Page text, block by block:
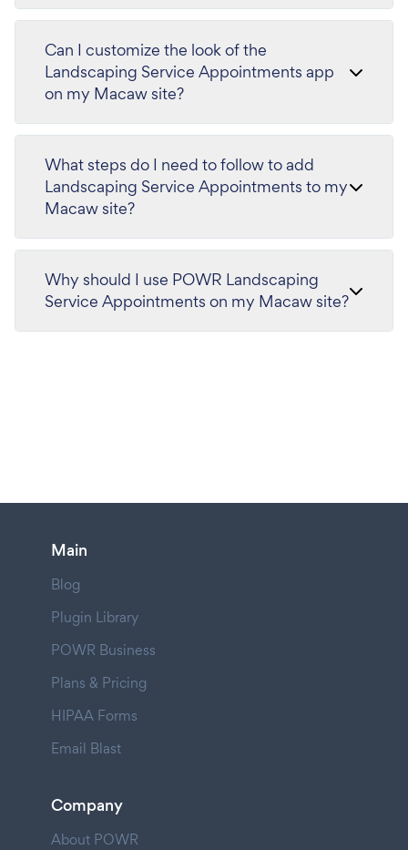
Can I customize the look of the
Landscaping Service Appointments app
on my Macaw site?
What steps do I need to follow to add
Landscaping Service Appointments to my
Macaw site?
Why should I use POWR Landscaping
Service Appointments on my Macaw site?
Main
Blog
Plugin Library
POWR Business
Plans & Pricing
HIPAA Forms
Email Blast
Company
About POWR